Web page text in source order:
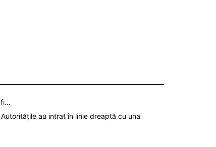
fi…
au intrat în linie dreaptă cu una